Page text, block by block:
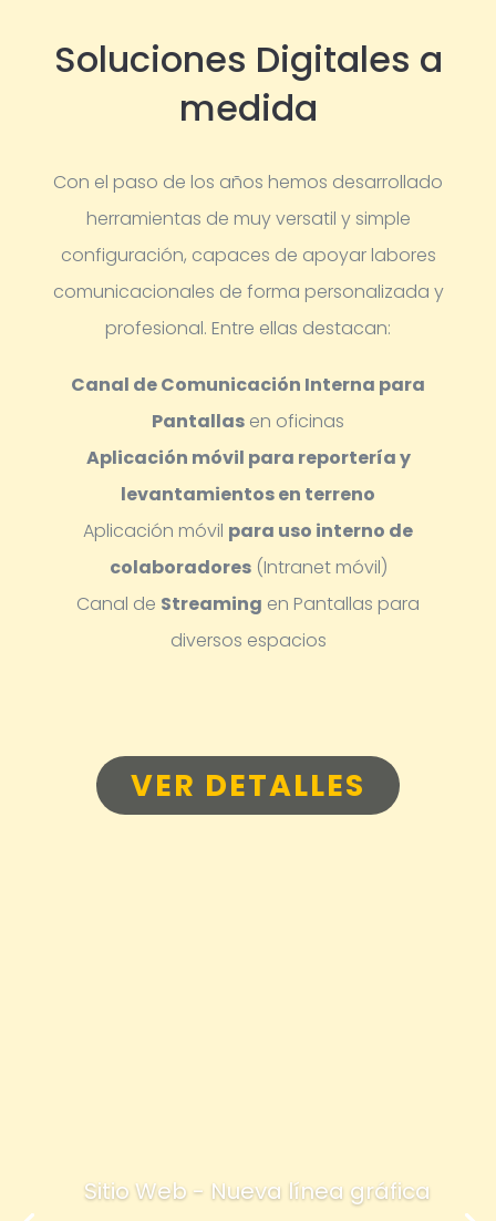
Soluciones Digitales a
medida
Con el paso de los años hemos desarrollado
herramientas de muy versatil y simple
configuración, capaces de apoyar labores
comunicacionales de forma personalizada y
profesional. Entre ellas destacan:
Canal de Comunicación Interna para
Pantallas en oficinas
Aplicación móvil para reportería y
levantamientos en terreno
Aplicación móvil para uso interno de
colaboradores(Intranet móvil)
Canal de Streaming en Pantallas para
diversos espacios
VER DETALLES
Sitio Web - Nueva línea gráfica